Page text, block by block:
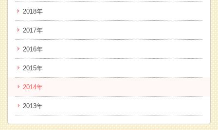
2018年
2017年
2016年
2015年
2014年
2013年